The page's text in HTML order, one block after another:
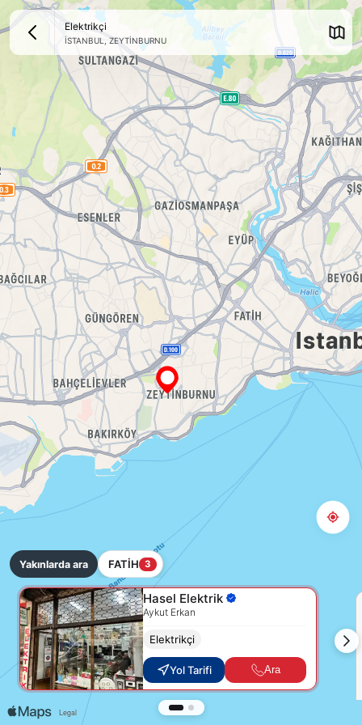
Elektrikçi
İSTANBUL ZEYTİNBURNU
Yakınlarda ara FATİH 3
Hasel Elektrik
Aykut Erkan
Elektrikçi
Yol Tarifi Ara